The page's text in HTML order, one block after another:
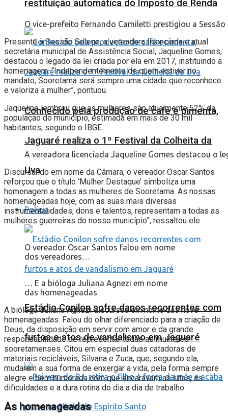
restituição automática do Imposto de Renda
Conhecido pela produção de café e pimenta,
Jaguaré realiza o 1º Festival da Colheita da
Uva
Polícia
Estádio Conilon sofre danos recorrentes com
furtos e atos de vandalismo em Jaguaré
O vice-prefeito Fernando Camiletti prestigiou a Sessão
Presente à Sessão Solene, a vereadora licenciada e atual
secretária municipal de Assistência Social, Jaqueline Gomes,
destacou o legado da lei criada por ela em 2017, instituindo a
homenagem. “Independentemente de quem estiver no
mandato, Sooretama será sempre uma cidade que reconhece
e valoriza a mulher”, pontuou.
Jaqueline lembrou que as mulheres são atualmente 52% da
população do município, estimada em mais de 30 mil
habitantes, segundo o IBGE.
A vereadora licenciada Jaqueline Gomes destacou o
Discursando em nome da Câmara, o vereador Oscar Santos
reforçou que o título ‘Mulher Destaque’ simboliza uma
homenagem a todas as mulheres de Sooretama. As nossas
homenageadas hoje, com as suas mais diversas
instrumentalidades, dons e talentos, representam a todas as
mulheres guerreiras do nosso município”, ressaltou ele.
O vereador Oscar Santos falou em nome
dos vereadores…
… E a bióloga Juliana Agnezi em nome
das homenageadas
A bióloga Juliana Agnezi discursou em nome das nove
homenageadas. Falou do olhar diferenciado para a criação de
Deus, da disposição em servir com amor e da grande
responsabilidade de representar todas as mulheres
sooretamenses. Citou em especial duas catadoras de
materiais recicláveis, Silvana e Zuca, que, segundo ela,
mudaram a sua forma de enxergar a vida, pela forma sempre
alegre e bem humorada com que encaravam as lutas, as
dificuldades e a dura rotina do dia a dia de trabalho.
As homenageadas